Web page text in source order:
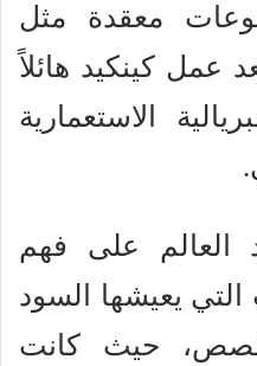
معقدة مثل
عمل كينكيد هائلاً
الاستعمارية
العالم على فهم
التي يعيشها السود
حيث كانت